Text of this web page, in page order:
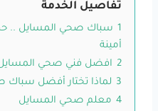
تفاصيل الخدمة
1 سباك صحي المسايل ..
أمينة
2 افضل فني صحي
3 لماذا تختار أفضل
4 معلم صحي المسايل